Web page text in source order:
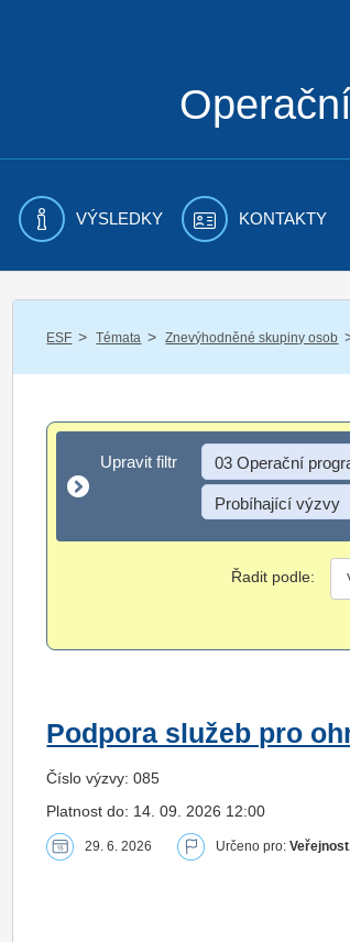
VÝSLEDKY KONTAKTY
ESF / Témata / Znevýhodněné skupiny osob /
Upravit filtr
Upravit filtr 03 Operační
Probíhající výzvy
Řadit podle:
Podpora služeb pro
Číslo výzvy: 085
Platnost do: 14. 09. 2026 12:00
29. 6. 2026 Určeno pro: